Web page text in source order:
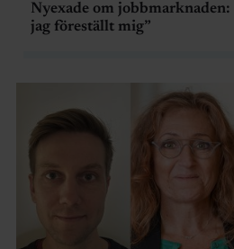
Nyexade om jobbmarknaden:
jag föreställt mig”